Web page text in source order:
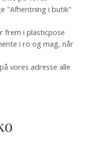
"Afhentning i butik"
frem i plasticpose
i ro og mag, når
vores adresse alle